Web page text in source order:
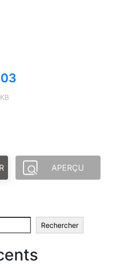
APERÇU
Rechercher